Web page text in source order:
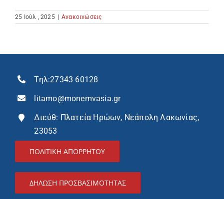
25 Ιούλ , 2025 | Ανακοινώσεις
Τηλ:27343 60128
litamo@monemvasia.gr
Διεύθ: Πλατεία Ηρώων, Νεάπολη Λακωνίας,
23053
ΠΟΛΙΤΙΚΗ ΑΠΟΡΡΗΤΟΥ
ΔΉΛΩΣΗ ΠΡΟΣΒΑΣΙΜΌΤΗΤΑΣ